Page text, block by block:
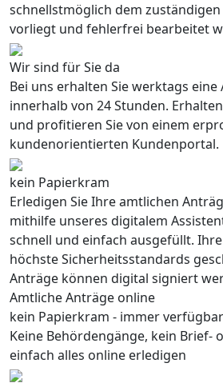
schnellstmöglich dem
vorliegt und fehlerfrei bearbeitet
Wir sind für Sie da
Bei uns erhalten Sie werktags
innerhalb von 24 Stunden.
und profitieren Sie von einem
kundenorientierten Kundenportal.
kein Papierkram
Erledigen Sie Ihre amtlichen
mithilfe unseres digitalem
schnell und einfach ausgefüllt.
höchste Sicherheitsstandards
Anträge können digital signiert
Amtliche Anträge online
kein Papierkram - immer verfügbar
Keine Behördengänge, kein Brief-
einfach alles online erledigen